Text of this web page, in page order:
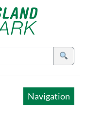
Navigation